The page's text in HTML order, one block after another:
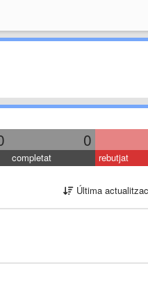
0
completat rebutjat
Última